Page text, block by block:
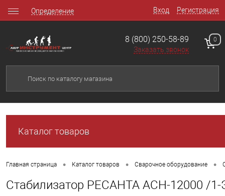
Вход Регистрация
Определение
8 (800) 250-58-89
Заказать звонок
0
Каталог товаров
Главная страница • Каталог товаров • Сварочное оборудование •
Стабилизатор РЕСАНТА АСН-12000 /